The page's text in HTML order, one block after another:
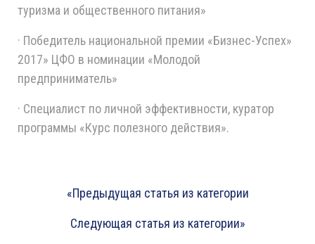
туризма и общественного питания»
· Победитель национальной премии «Бизнес-Успех»
2017» ЦФО в номинации «Молодой
предприниматель»
· Специалист по личной эффективности, куратор
программы «Курс полезного действия».
«Предыдущая статья из категории
Следующая статья из категории»